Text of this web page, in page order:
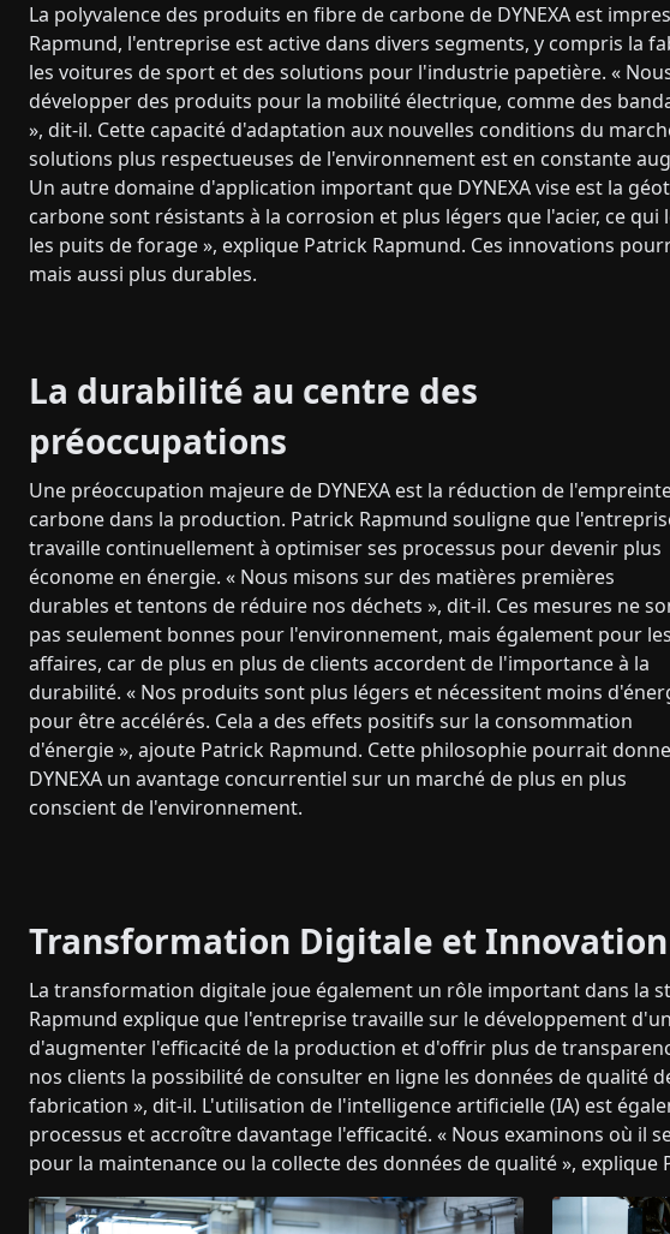
La polyvalence des produits en fibre de carbone de DYNEXA est
Rapmund, l'entreprise est active dans divers segments, y compris la
les voitures de sport et des solutions pour l'industrie papetière. «
développer des produits pour la mobilité électrique, comme des
», dit-il. Cette capacité d'adaptation aux nouvelles conditions du
solutions plus respectueuses de l'environnement est en constante
Un autre domaine d'application important que DYNEXA vise est la
carbone sont résistants à la corrosion et plus légers que l'acier, ce
les puits de forage », explique Patrick Rapmund. Ces innovations
mais aussi plus durables.
La durabilité au centre des
préoccupations
Une préoccupation majeure de DYNEXA est la réduction de
carbone dans la production. Patrick Rapmund souligne que
travaille continuellement à optimiser ses processus pour devenir plus
économe en énergie. « Nous misons sur des matières premières
durables et tentons de réduire nos déchets », dit-il. Ces mesures ne
pas seulement bonnes pour l'environnement, mais également pour les
affaires, car de plus en plus de clients accordent de l'importance à la
durabilité. « Nos produits sont plus légers et nécessitent moins
pour être accélérés. Cela a des effets positifs sur la consommation
d'énergie », ajoute Patrick Rapmund. Cette philosophie pourrait
DYNEXA un avantage concurrentiel sur un marché de plus en plus
conscient de l'environnement.
Transformation Digitale et Innovation
La transformation digitale joue également un rôle important dans la
Rapmund explique que l'entreprise travaille sur le développement
d'augmenter l'efficacité de la production et d'offrir plus de
nos clients la possibilité de consulter en ligne les données de qualité
fabrication », dit-il. L'utilisation de l'intelligence artificielle (IA) est
processus et accroître davantage l'efficacité. « Nous examinons où il
pour la maintenance ou la collecte des données de qualité », explique